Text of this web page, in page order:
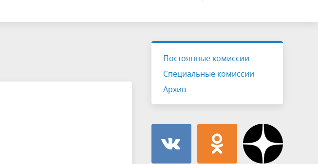
Постоянные комиссии
Специальные комиссии
Архив